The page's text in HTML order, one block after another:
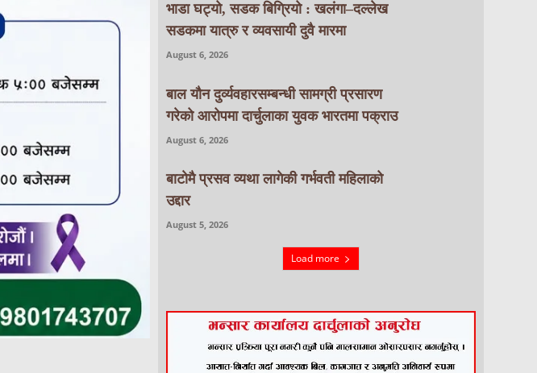
भाडा घट्यो, सडक बिग्रियो : खलंगा–दल्लेख
सडकमा यात्रु र व्यवसायी दुवै मारमा
August 6, 2026
बाल यौन दुर्व्यवहारसम्बन्धी सामग्री प्रसारण
गरेको आरोपमा दार्चुलाका युवक भारतमा पक्राउ
August 6, 2026
बाटाेमै प्रसव व्यथा लागेकी गर्भवती महिलाको
उद्दार
August 5, 2026
Load more